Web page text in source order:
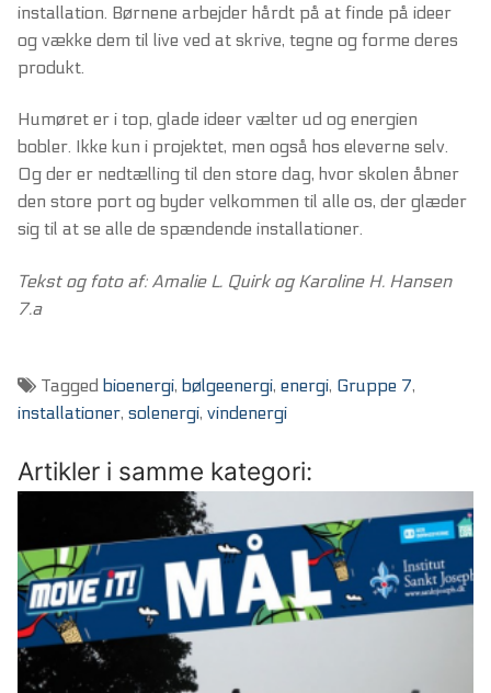
installation. Børnene arbejder hårdt på at finde på ideer
og vække dem til live ved at skrive, tegne og forme deres
produkt.
Humøret er i top, glade ideer vælter ud og energien
bobler. Ikke kun i projektet, men også hos eleverne selv.
Og der er nedtælling til den store dag, hvor skolen åbner
den store port og byder velkommen til alle os, der glæder
sig til at se alle de spændende installationer.
Tekst og foto af: Amalie L. Quirk og Karoline H. Hansen
7.a
Tagged bioenergi, bølgeenergi, energi, Gruppe 7,
installationer, solenergi, vindenergi
Artikler i samme kategori: